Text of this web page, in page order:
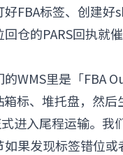
FBA标签、创建
仓的PARS回执就
的WMS里是「
标、堆托盘，然
进入尾程运输。我
果发现标签错位